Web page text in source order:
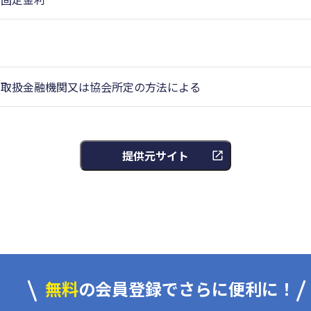
取扱金融機関又は協会所定の方法による
提供元サイト
無料の会員登録でさらに便利に！